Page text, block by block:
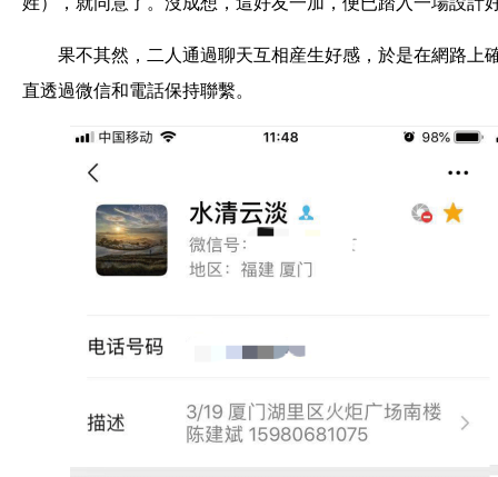
果不其然，二人通過聊天互相産生好感，於是在網路上
直透過微信和電話保持聯繫。